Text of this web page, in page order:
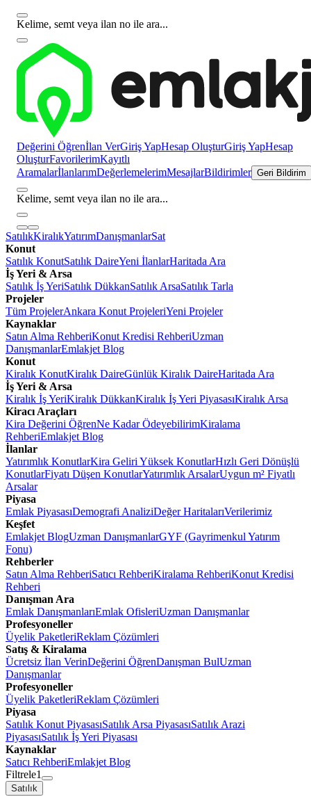
Kelime, semt veya ilan no ile ara...
Değerini Öğrenİlan VerGiriş YapHesap OluşturGiriş YapHesap
OluşturFavorilerimKayıtlı
AramalarİlanlarımDeğerlemelerimMesajlarBildirimler Geri Bildirim
Kelime, semt veya ilan no ile ara...
SatılıkKiralıkYatırımDanışmanlarSat
Konut
Satılık KonutSatılık DaireYeni İlanlarHaritada Ara
İş Yeri & Arsa
Satılık İş YeriSatılık DükkanSatılık ArsaSatılık Tarla
Projeler
Tüm ProjelerAnkara Konut ProjeleriYeni Projeler
Kaynaklar
Satın Alma RehberiKonut Kredisi RehberiUzman
DanışmanlarEmlakjet Blog
Konut
Kiralık KonutKiralık DaireGünlük Kiralık DaireHaritada Ara
İş Yeri & Arsa
Kiralık İş YeriKiralık DükkanKiralık İş Yeri PiyasasıKiralık Arsa
Kiracı Araçları
Kira Değerini ÖğrenNe Kadar ÖdeyebilirimKiralama
RehberiEmlakjet Blog
İlanlar
Yatırımlık KonutlarKira Geliri Yüksek KonutlarHızlı Geri Dönüşlü
KonutlarFiyatı Düşen KonutlarYatırımlık ArsalarUygun m² Fiyatlı
Arsalar
Piyasa
Emlak PiyasasıDemografi AnaliziDeğer HaritalarıVerilerimiz
Keşfet
Emlakjet BlogUzman DanışmanlarGYF (Gayrimenkul Yatırım
Fonu)
Rehberler
Satın Alma RehberiSatıcı RehberiKiralama RehberiKonut Kredisi
Rehberi
Danışman Ara
Emlak DanışmanlarıEmlak OfisleriUzman Danışmanlar
Profesyoneller
Üyelik PaketleriReklam Çözümleri
Satış & Kiralama
Ücretsiz İlan VerinDeğerini ÖğrenDanışman BulUzman
Danışmanlar
Profesyoneller
Üyelik PaketleriReklam Çözümleri
Piyasa
Satılık Konut PiyasasıSatılık Arsa PiyasasıSatılık Arazi
PiyasasıSatılık İş Yeri Piyasası
Kaynaklar
Satıcı RehberiEmlakjet Blog
Filtrele1
Satılık